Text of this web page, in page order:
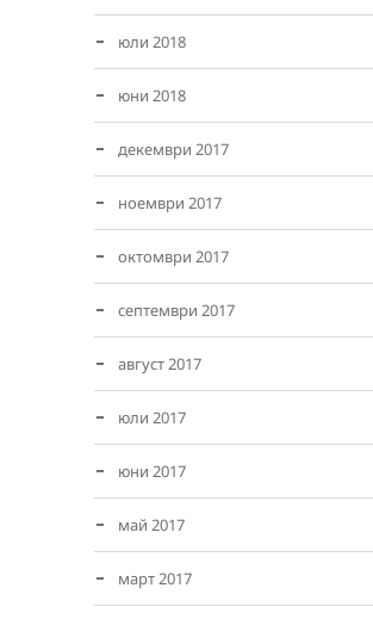
юли 2018
юни 2018
декември 2017
ноември 2017
октомври 2017
септември 2017
август 2017
юли 2017
юни 2017
май 2017
март 2017